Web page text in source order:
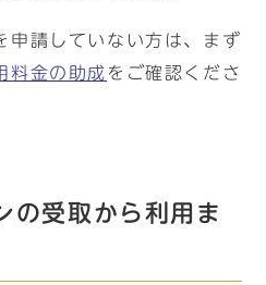
申請していない方は、まず
料金の助成 をご確認くださ
の受取から利用ま